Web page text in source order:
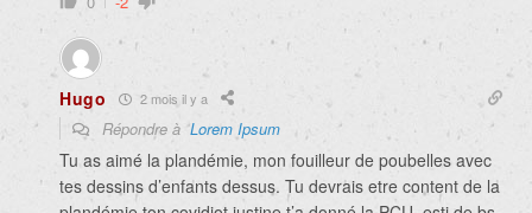
Hugo 2 mois il y a
Répondre àLorem Ipsum
Tu as aimé la plandémie, mon fouilleur de poubelles avec
tes dessins d’enfants dessus. Tu devrais etre content de la